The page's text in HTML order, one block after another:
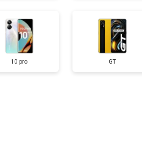
Ремонт цепи питания
Ремонт динамика
10 pro GT